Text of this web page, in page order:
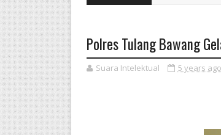
Polres Tulang Bawang
Suara Intelektual 5 years ago